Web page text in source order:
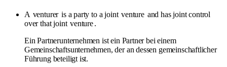
A venturer is a party to a joint venture and has joint control
over that joint venture.
Ein Partnerunternehmen ist ein Partner bei einem
Gemeinschaftsunternehmen, der an dessen gemeinschaftlicher
Führung beteiligt ist.